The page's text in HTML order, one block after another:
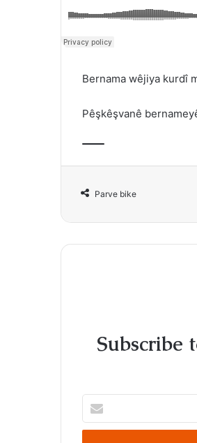
Bernama wêjiya kurdî
Pêşkêşvanê
Parve bike
Subscribe
your
Email